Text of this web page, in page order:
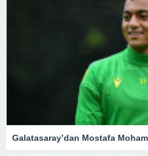
Galatasaray’dan Mostafa